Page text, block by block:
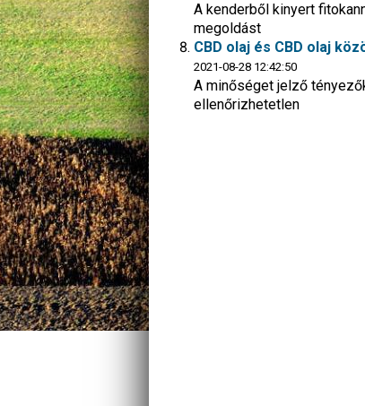
A kenderből kinyert
megoldást
CBD olaj és CBD olaj
2021-08-28 12:42:50
A minőséget jelző
ellenőrizhetetlen